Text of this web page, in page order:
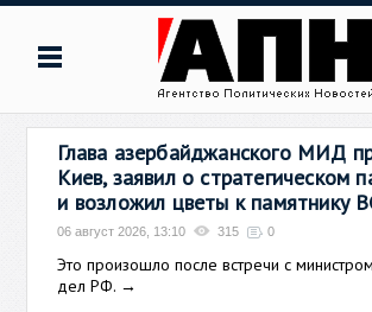
Глава азербайджанского МИД
Киев, заявил о стратегическом
и возложил цветы к памятнику
06 август 2026, 13:10 315 0
Это произошло после встречи с
дел РФ. →